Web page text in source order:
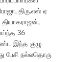
திரு.எஸ் ஏ
தியாகராஜன்,
36
இந்த குழு
பேசி நல்லதொரு